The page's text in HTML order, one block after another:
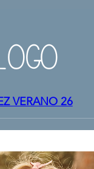
VERANO 26